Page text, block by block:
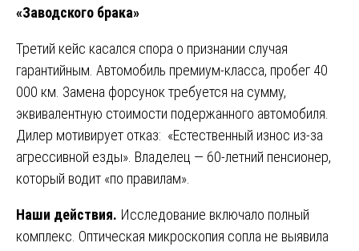
«Заводского брака»
Третий кейс касался спора о признании случая
гарантийным. Автомобиль премиум-класса, пробег 40
000 км. Замена форсунок требуется на сумму,
эквивалентную стоимости подержанного автомобиля.
Дилер мотивирует отказ: «Естественный износ из-за
агрессивной езды». Владелец — 60-летний пенсионер,
который водит «по правилам».
Наши действия. Исследование включало полный
комплекс. Оптическая микроскопия сопла не выявила